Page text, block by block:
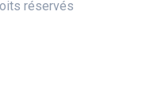
réservés